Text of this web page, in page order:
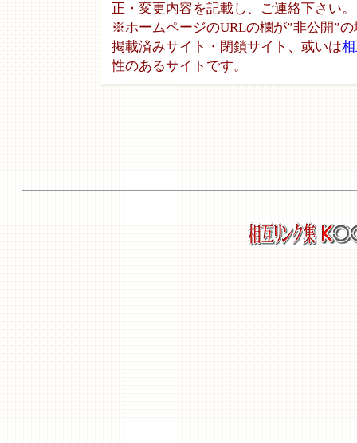
正・変更内容を記載し、ご連絡下さい。
※ホームページのURLの欄が”非公開”
掲載済みサイト・閉鎖サイト、或いは
性のあるサイトです。